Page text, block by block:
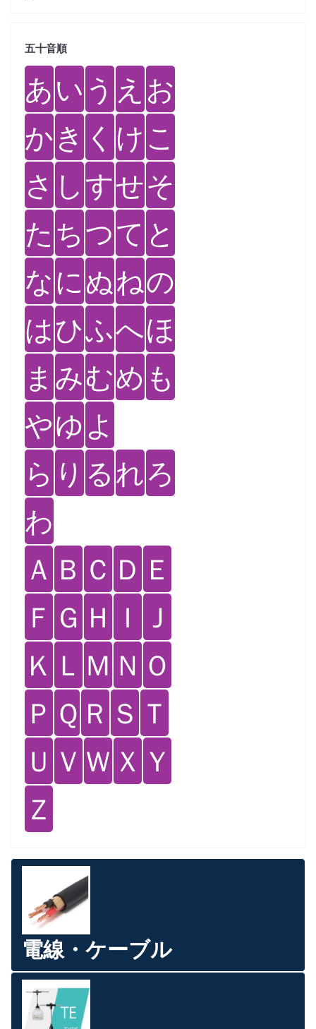
五十音順
あい う え お
かき く けこ
さ しすせそ
た ちつて と
なにぬねの
はひふへほ
ま みむめ も
やゆ よ
ら り るれろ
わ
Ａ Ｂ Ｃ Ｄ Ｅ
Ｆ Ｇ Ｈ Ｉ Ｊ
Ｋ Ｌ Ｍ Ｎ Ｏ
Ｐ Ｑ Ｒ Ｓ Ｔ
Ｕ Ｖ Ｗ Ｘ Ｙ
Ｚ
電線・ケーブル